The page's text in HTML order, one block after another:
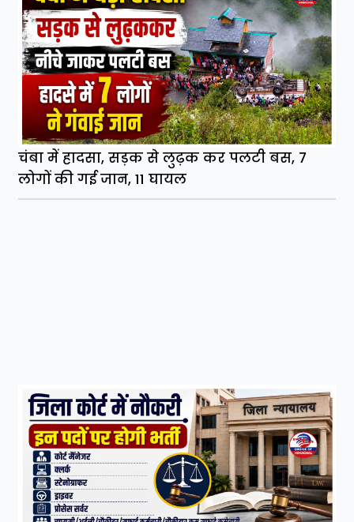
चंबा में हादसा, सड़क से लुढ़क कर पलटी बस, 7
लोगों की गई जान, 11 घायल